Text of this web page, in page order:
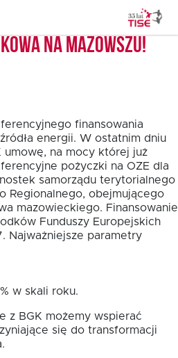
TISE – NOWOŚĆ!
na Mazowszu!
finansowania
energii. W ostatnim dniu
umowę, na mocy której już
pożyczki na OZE dla
samorządu terytorialnego
Regionalnego, obejmującego
mazowieckiego. Finansowanie
Funduszy Europejskich
Najważniejsze parametry
w skali roku.
z BGK możemy wspierać
się do transformacji